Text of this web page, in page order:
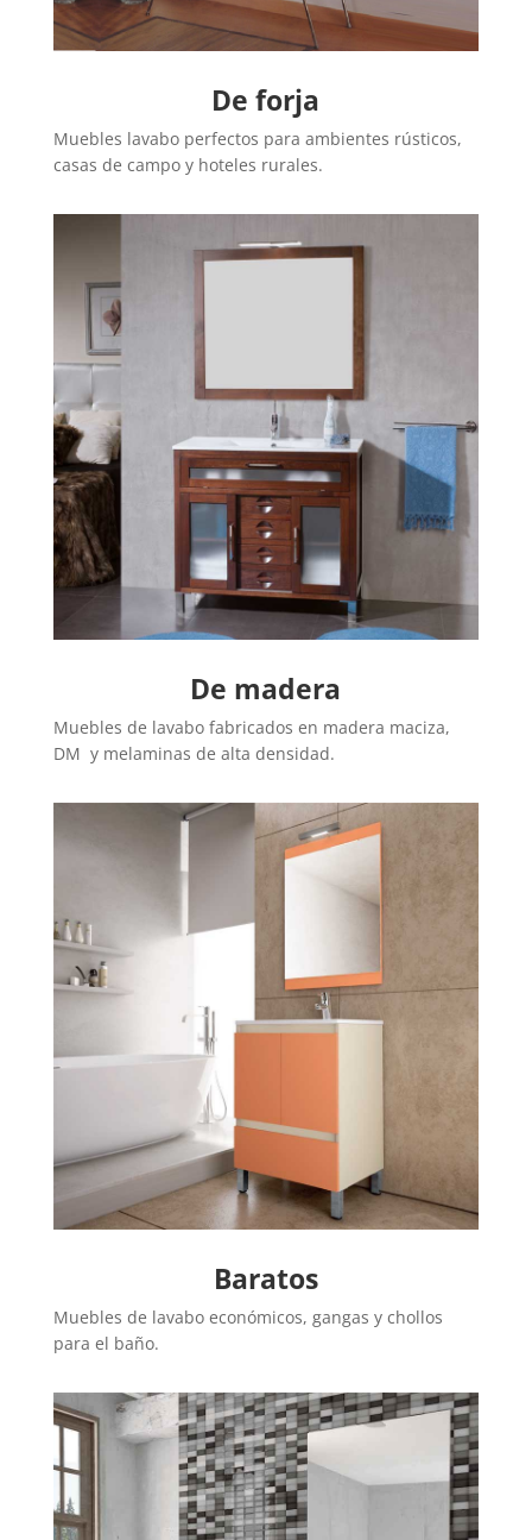
De forja
Muebles lavabo perfectos para ambientes rústicos,
casas de campo y hoteles rurales.
De madera
Muebles de lavabo fabricados en madera maciza,
DM y melaminas de alta densidad.
Baratos
Muebles de lavabo económicos, gangas y chollos
para el baño.